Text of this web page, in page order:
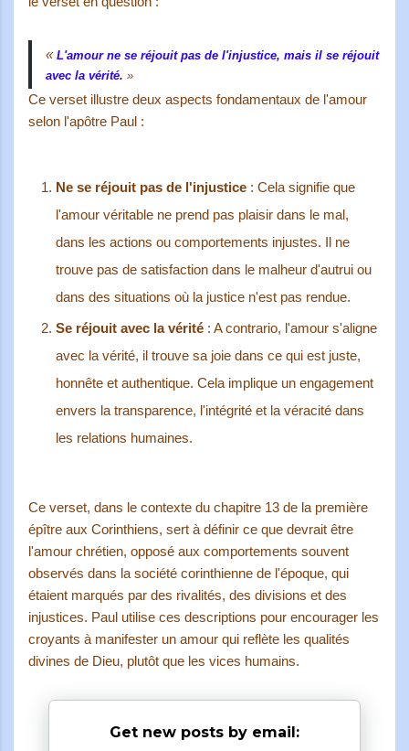
« L'amour ne se réjouit pas de l'injustice, mais il se réjouit
avec la vérité. »
Ce verset illustre deux aspects fondamentaux de l'amour
selon l'apôtre Paul :
Ne se réjouit pas de l'injustice : Cela signifie que
l'amour véritable ne prend pas plaisir dans le mal,
dans les actions ou comportements injustes. Il ne
trouve pas de satisfaction dans le malheur d'autrui ou
dans des situations où la justice n'est pas rendue.
Se réjouit avec la vérité : A contrario, l'amour s'aligne
avec la vérité, il trouve sa joie dans ce qui est juste,
honnête et authentique. Cela implique un engagement
envers la transparence, l'intégrité et la véracité dans
les relations humaines.
Ce verset, dans le contexte du chapitre 13 de la première
épître aux Corinthiens, sert à définir ce que devrait être
l'amour chrétien, opposé aux comportements souvent
observés dans la société corinthienne de l'époque, qui
étaient marqués par des rivalités, des divisions et des
injustices. Paul utilise ces descriptions pour encourager les
croyants à manifester un amour qui reflète les qualités
divines de Dieu, plutôt que les vices humains.
Get new posts by email: